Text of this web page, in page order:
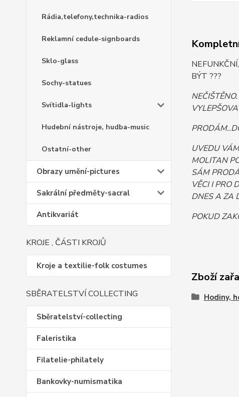
Rádia,telefony,technika-radios
Reklamní cedule-signboards
Sklo-glass
Sochy-statues
Svítidla-lights
Hudební nástroje, hudba-music
Ostatní-other
Obrazy umění-pictures
Sakrální předměty-sacral
Antikvariát
KROJE , ČÁSTI KROJŮ
Kroje a textilie-folk costumes
SBĚRATELSTVÍ COLLECTING
Sběratelství-collecting
Faleristika
Filatelie-philately
Bankovky-numismatika
BÝT ???
UVEDU
MOLITAN
SÁM
VĚCI I PRO
DNES A ZA
POKUD
Zboží
Hodiny,